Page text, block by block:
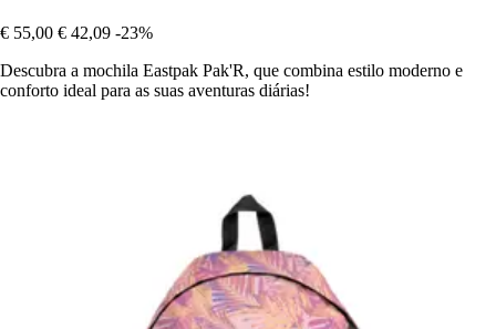
€ 55,00 € 42,09 -23%
Descubra a mochila Eastpak Pak'R, que combina estilo moderno e
conforto ideal para as suas aventuras diárias!